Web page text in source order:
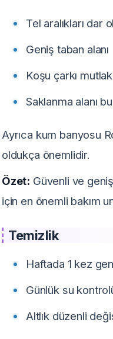
Tel aralıkları dar
Geniş taban alanı
Koşu çarkı
Saklanma alanı
Ayrıca kum banyosu
oldukça önemlidir.
Özet: Güvenli ve
için en önemli bakım
Temizlik
Haftada 1 kez
Günlük su
Altlık düzenli